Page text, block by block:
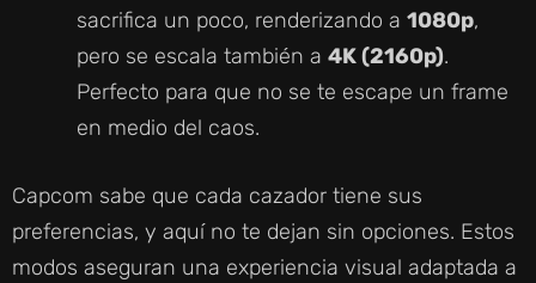
sacrifica un poco, renderizando a 1080p,
pero se escala también a 4K (2160p).
Perfecto para que no se te escape un frame
en medio del caos.
Capcom sabe que cada cazador tiene sus
preferencias, y aquí no te dejan sin opciones. Estos
modos aseguran una experiencia visual adaptada a